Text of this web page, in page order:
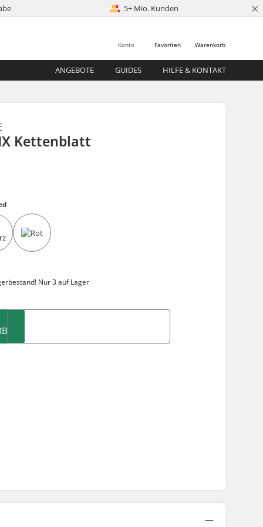
5+ Mio. Kunden ×
Warenkorb
Favoriten
Konto
ANGEBOTE GUIDES HILFE & KONTAKT
Kettenblatt
Nur 3 auf Lager